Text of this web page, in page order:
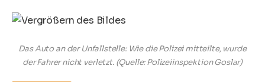
Das Auto an der Unfallstelle: Wie die Polizei mitteilte, wurde
der Fahrer nicht verletzt.(Quelle: Polizeiinspektion Goslar)